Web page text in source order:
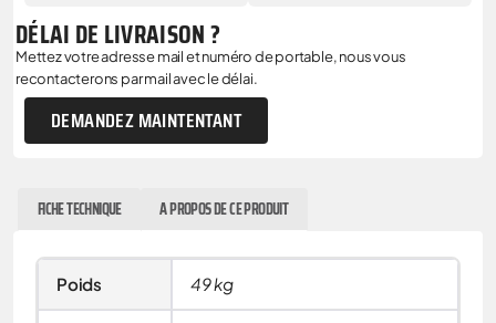
DÉLAI DE LIVRAISON ?
Mettez votre adresse mail et numéro de portable, nous vous
recontacterons par mail avec le délai.
DEMANDEZ MAINTENTANT
FICHE TECHNIQUE A PROPOS DE CE PRODUIT
Poids 49 kg